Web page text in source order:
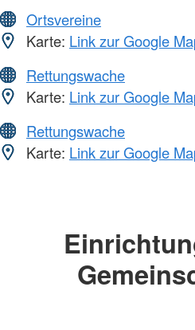
Ortsvereine
Karte: Link zur Google
Rettungswache
Karte: Link zur Google
Rettungswache
Karte: Link zur Google